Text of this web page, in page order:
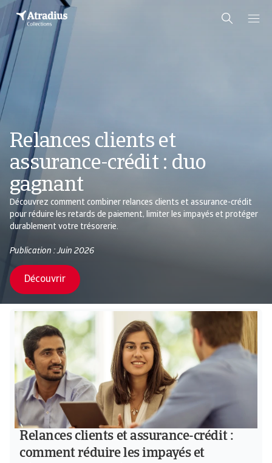
Relances clients et
assurance-crédit : duo
gagnant
Découvrez comment combiner relances clients et assurance-crédit
pour réduire les retards de paiement, limiter les impayés et protéger
durablement votre trésorerie.
Publication : Juin 2026
Découvrir
Relances clients et assurance-crédit :
comment réduire les impayés et